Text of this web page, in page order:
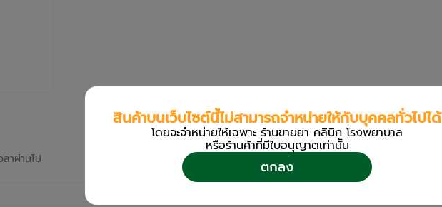
าผ่านไป
สินค้าบนเว็บไซต์นี้ไม่สามารถจำหน่ายให้กับบุคคลทั่วไปได้
โดยจะจำหน่ายให้เฉพาะ ร้านขายยา คลินิก โรงพยาบาล
หรือร้านค้าที่มีใบอนุญาตเท่านััน
ตกลง